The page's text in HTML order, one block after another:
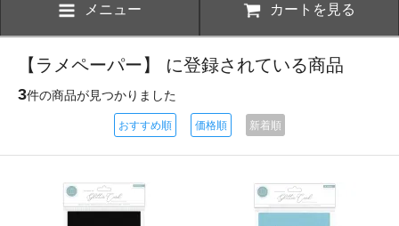
メニュー カートを見る
【ラメペーパー】 に登録されている商品
3件の商品が見つかりました
おすすめ順 価格順 新着順